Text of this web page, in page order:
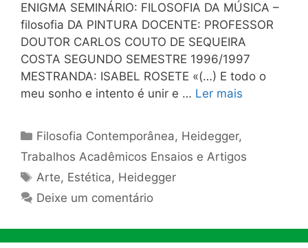
ENIGMA SEMINÁRIO: FILOSOFIA DA MÚSICA –
filosofia DA PINTURA DOCENTE: PROFESSOR
DOUTOR CARLOS COUTO DE SEQUEIRA
COSTA SEGUNDO SEMESTRE 1996/1997
MESTRANDA: ISABEL ROSETE «(…) E todo o
meu sonho e intento é unir e … Ler mais
Categorias
Filosofia Contemporânea, Heidegger,
Trabalhos Acadêmicos Ensaios e Artigos
Tags
Arte, Estética, Heidegger
Deixe um comentário